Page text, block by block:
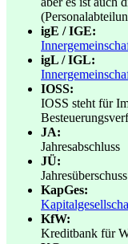
igE / IGE:
igL / IGL:
IOSS:
IOSS steht für
JA:
Jahresabschluss
JÜ:
Jahresüberschuss
KapGes:
KfW:
Kreditbank für